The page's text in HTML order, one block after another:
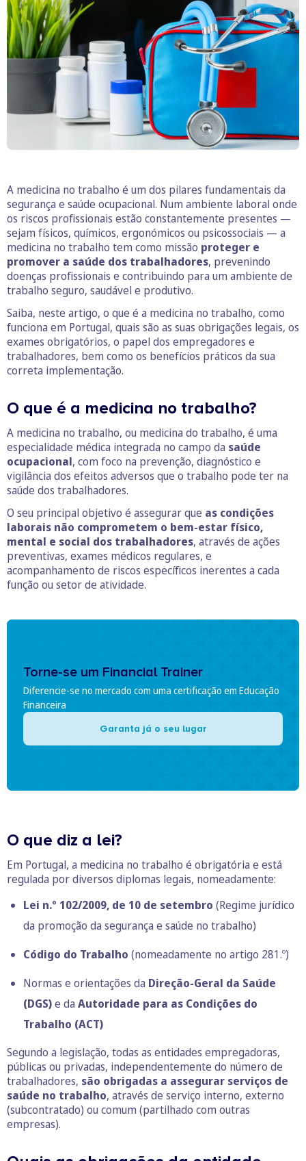
A medicina no trabalho é um dos pilares fundamentais da
segurança e saúde ocupacional. Num ambiente laboral onde
os riscos profissionais estão constantemente presentes —
sejam físicos, químicos, ergonómicos ou psicossociais — a
medicina no trabalho tem como missão proteger e
promover a saúde dos trabalhadores, prevenindo
doenças profissionais e contribuindo para um ambiente de
trabalho seguro, saudável e produtivo.
Saiba, neste artigo, o que é a medicina no trabalho, como
funciona em Portugal, quais são as suas obrigações legais, os
exames obrigatórios, o papel dos empregadores e
trabalhadores, bem como os benefícios práticos da sua
correta implementação.
O que é a medicina no trabalho?
A medicina no trabalho, ou medicina do trabalho, é uma
especialidade médica integrada no campo da saúde
ocupacional, com foco na prevenção, diagnóstico e
vigilância dos efeitos adversos que o trabalho pode ter na
saúde dos trabalhadores.
O seu principal objetivo é assegurar que as condições
laborais não comprometem o bem-estar físico,
mental e social dos trabalhadores, através de ações
preventivas, exames médicos regulares, e
acompanhamento de riscos específicos inerentes a cada
função ou setor de atividade.
Torne-se um Financial Trainer
Diferencie-se no mercado com uma certificação em Educação
Financeira
Garanta já o seu lugar
O que diz a lei?
Em Portugal, a medicina no trabalho é obrigatória e está
regulada por diversos diplomas legais, nomeadamente:
Lei n.º 102/2009, de 10 de setembro (Regime jurídico
da promoção da segurança e saúde no trabalho)
Código do Trabalho (nomeadamente no artigo 281.º)
Normas e orientações da Direção-Geral da Saúde
(DGS)e da Autoridade para as Condições do
Trabalho (ACT)
Segundo a legislação, todas as entidades empregadoras,
públicas ou privadas, independentemente do número de
trabalhadores, são obrigadas a assegurar serviços de
saúde no trabalho, através de serviço interno, externo
(subcontratado) ou comum (partilhado com outras
empresas).